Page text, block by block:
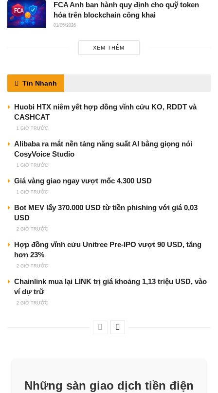
FCA Anh ban hành quy định cho quỹ token
hóa trên blockchain công khai
01/05/2026
XEM THÊM
Tin Nhanh
Huobi HTX niêm yết hợp đồng vĩnh cửu KO, RDDT và
CASHCAT
1 GIỜ TRƯỚC
Alibaba ra mắt nền tảng năng suất AI bằng giọng nói
CosyVoice Studio
1 GIỜ TRƯỚC
Giá vàng giao ngay vượt mốc 4.300 USD
1 GIỜ TRƯỚC
Bot MEV lấy 370.000 USD từ tiền phishing với giá 0,03
USD
2 GIỜ TRƯỚC
Hợp đồng vĩnh cửu Unitree Pre-IPO vượt 90 USD, tăng
hơn 23%
2 GIỜ TRƯỚC
Chainlink mua lại LINK trị giá khoảng 1,13 triệu USD, vào
ví dự trữ
2 GIỜ TRƯỚC
Những sàn giao dịch tiền điện